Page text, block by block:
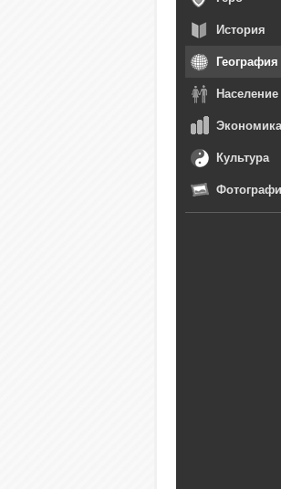
История
География
Население
Экономика
Культура